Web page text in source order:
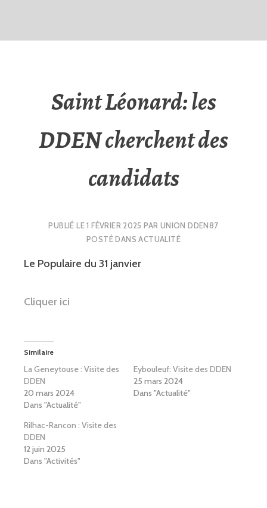
Saint Léonard: les
DDEN cherchent des
candidats
PUBLIÉ LE1 FÉVRIER 2025 PAR UNION DDEN87
POSTÉ DANSACTUALITÉ
Le Populaire du 31 janvier
Cliquer ici
Similaire
La Geneytouse : Visite des
DDEN
20 mars 2024
Dans "Actualité"
Eybouleuf: Visite des DDEN
25 mars 2024
Dans "Actualité"
Rilhac-Rancon : Visite des
DDEN
12 juin 2025
Dans "Activités"